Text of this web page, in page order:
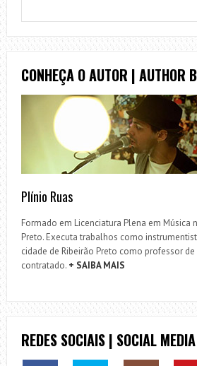
CONHEÇA O AUTOR | AUTHOR
Plínio Ruas
Formado em Licenciatura Plena em Música
Preto. Executa trabalhos como
cidade de Ribeirão Preto como professor
contratado. + SAIBA MAIS
REDES SOCIAIS | SOCIAL MEDIA